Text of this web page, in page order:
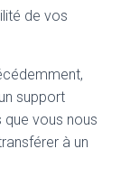
de vos
support
que vous nous
à un